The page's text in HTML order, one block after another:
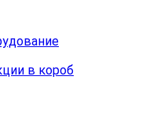
в короб